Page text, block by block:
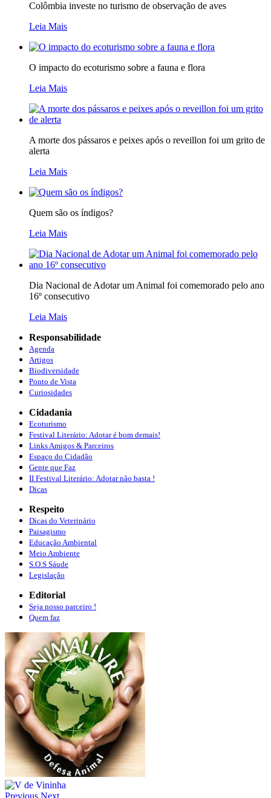
Colômbia investe no turismo de observação de aves
Leia Mais
O impacto do ecoturismo sobre a fauna e flora
Leia Mais
A morte dos pássaros e peixes após o reveillon foi um grito de
alerta
Leia Mais
Quem são os índigos?
Leia Mais
Dia Nacional de Adotar um Animal foi comemorado pelo ano
16º consecutivo
Leia Mais
Responsabilidade
Agenda
Artigos
Biodiversidade
Ponto de Vista
Curiosidades
Cidadania
Ecoturismo
Festival Literário: Adotar é bom demais!
Links Amigos & Parceiros
Espaço do Cidadão
Gente que Faz
II Festival Literário: Adotar não basta !
Dicas
Respeito
Dicas do Veterinário
Paisagismo
Educação Ambiental
Meio Ambiente
S.O.S Sáude
Legislação
Editorial
Seja nosso parceiro !
Quem faz